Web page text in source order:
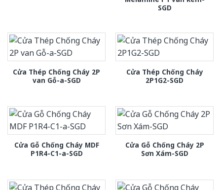
SGD
Cửa Thép Chống Cháy 2P
van Gỗ-a-SGD
Cửa Thép Chống Cháy
2P1G2-SGD
Cửa Gỗ Chống Cháy MDF
P1R4-C1-a-SGD
Cửa Gỗ Chống Cháy 2P
Sơn Xám-SGD